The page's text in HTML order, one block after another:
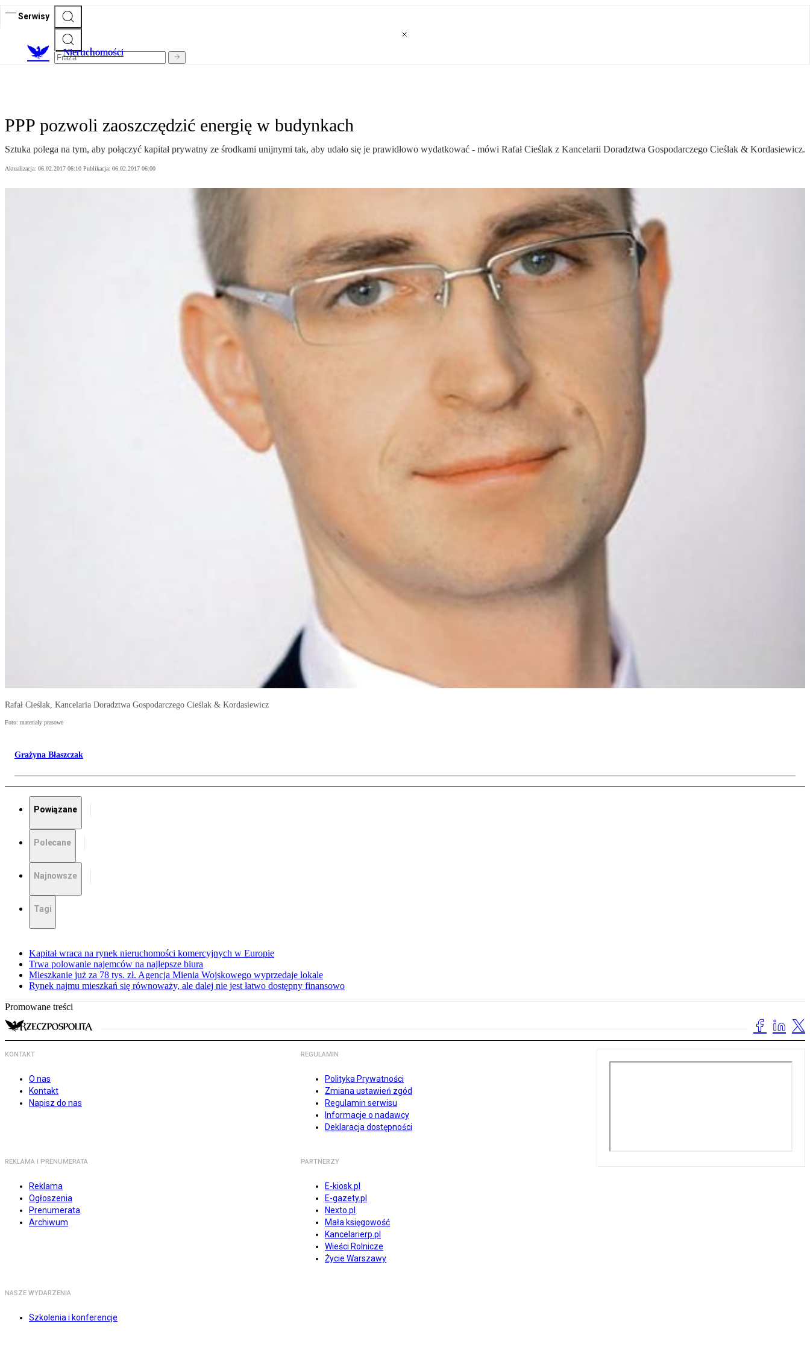
Serwisy
Nieruchomości
PPP pozwoli zaoszczędzić energię w budynkach
Sztuka polega na tym, aby połączyć kapitał prywatny ze środkami unijnymi tak, aby udało się je prawidłowo wydatkować - mówi Rafał Cieślak z Kancelarii Doradztwa Gospodarczego Cieślak & Kordasiewicz.
Aktualizacja: 06.02.2017 06:10 Publikacja: 06.02.2017 06:00
Rafał Cieślak, Kancelaria Doradztwa Gospodarczego Cieślak & Kordasiewicz
Foto: materiały prasowe
Grażyna Błaszczak
Powiązane
Polecane
Najnowsze
Tagi
Kapitał wraca na rynek nieruchomości komercyjnych w Europie
Trwa polowanie najemców na najlepsze biura
Mieszkanie już za 78 tys. zł. Agencja Mienia Wojskowego wyprzedaje lokale
Rynek najmu mieszkań się równoważy, ale dalej nie jest łatwo dostępny finansowo
Promowane treści
KONTAKT
O nas
Kontakt
Napisz do nas
REGULAMIN
Polityka Prywatności
Zmiana ustawień zgód
Regulamin serwisu
Informacje o nadawcy
Deklaracja dostępności
REKLAMA I PRENUMERATA
Reklama
Ogłoszenia
Prenumerata
Archiwum
PARTNERZY
E-kiosk.pl
E-gazety.pl
Nexto.pl
Mała księgowość
Kancelarierp.pl
Wieści Rolnicze
Życie Warszawy
NASZE WYDARZENIA
Szkolenia i konferencje